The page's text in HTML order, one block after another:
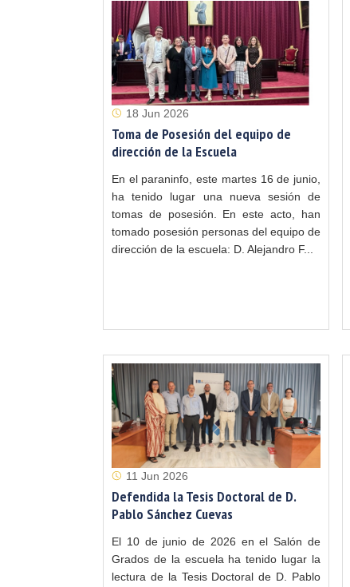
18 Jun 2026
Toma de Posesión del equipo de
dirección de la Escuela
En el paraninfo, este martes 16 de junio,
ha tenido lugar una nueva sesión de
tomas de posesión. En este acto, han
tomado posesión personas del equipo de
dirección de la escuela: D. Alejandro F...
11 Jun 2026
Defendida la Tesis Doctoral de D.
Pablo Sánchez Cuevas
El 10 de junio de 2026 en el Salón de
Grados de la escuela ha tenido lugar la
lectura de la Tesis Doctoral de D. Pablo